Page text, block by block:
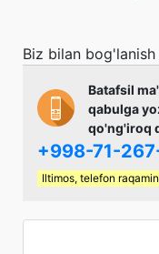
Biz bilan bog'lanish
Batafsil
qabulga
qo'ng'iroq
+998-71-
Iltimos, telefon